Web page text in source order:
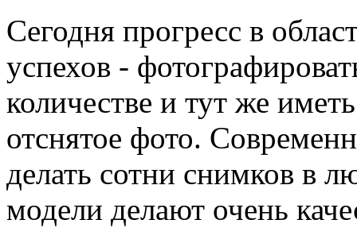
Сегодня прогресс в
успехов -
количестве и тут же
отснятое фото.
делать сотни снимков в
модели делают очень